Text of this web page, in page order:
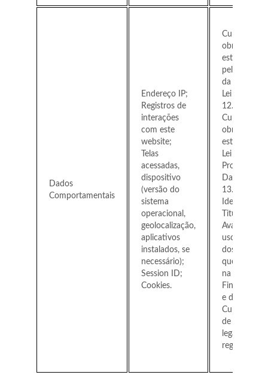
Dados
Comportamentais
Endereço IP;
Registros de
interações
com este
website;
Telas
acessadas,
dispositivo
(versão do
sistema
operacional,
geolocalização,
aplicativos
instalados, se
necessário);
Session ID;
Cookies.
Cumprir
obrigação
estabelecida
pelo Marco
da Internet
Lei nº
12.965/
Cumprir
obrigação
Lei Geral de
Proteção de
Dados – Lei
13.709/
Identificar o
Titular;
Avaliação do
uso e
dos serviços
que
na
Fins
e de
de
legais e
regulatórias.